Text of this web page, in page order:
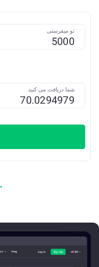
تو میفرستی
شما دریافت می کنید